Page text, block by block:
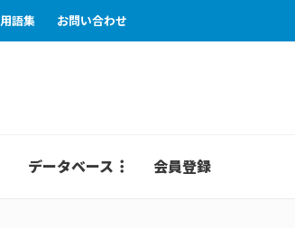
用語集 お問い合わせ
データベース 会員登録